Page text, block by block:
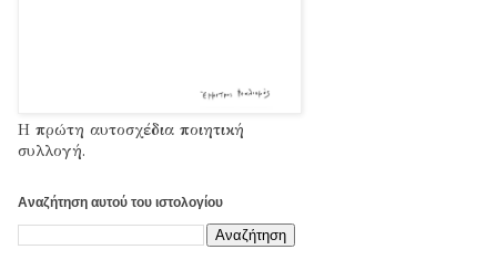
Η πρώτη αυτοσχέδια ποιητική
συλλογή.
Αναζήτηση αυτού του ιστολογίου